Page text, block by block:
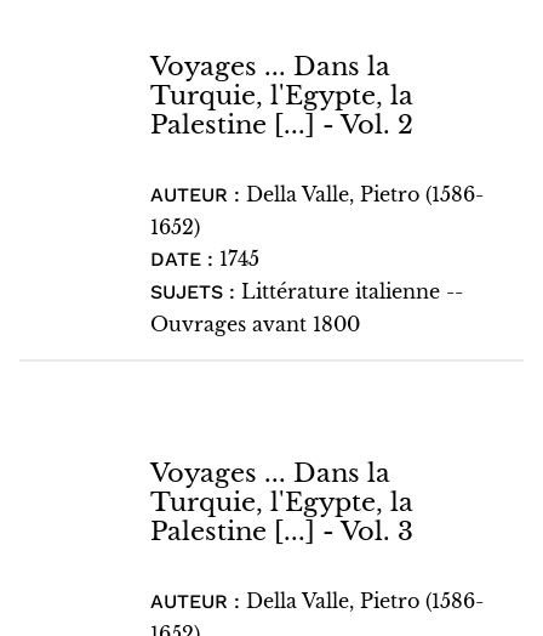
Voyages ... Dans la
Turquie, l'Egypte, la
Palestine [...] - Vol. 2
AUTEUR : Della Valle, Pietro (1586-
1652)
DATE : 1745
SUJETS : Littérature italienne --
Ouvrages avant 1800
Voyages ... Dans la
Turquie, l'Egypte, la
Palestine [...] - Vol. 3
AUTEUR : Della Valle, Pietro (1586-